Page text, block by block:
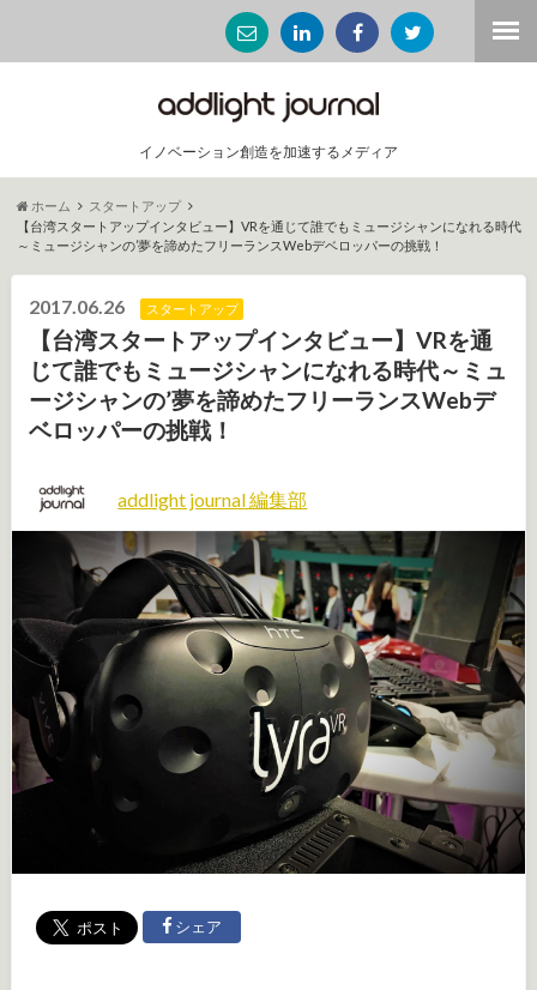
イノベーション創造を加速するメディア
ホーム
スタートアップ
【台湾スタートアップインタビュー】VRを通じて誰でもミュージシャンになれる時代
～ミュージシャンの’夢を諦めたフリーランスWebデベロッパーの挑戦！
2017.06.26 スタートアップ
【台湾スタートアップインタビュー】VRを通
じて誰でもミュージシャンになれる時代～ミュ
ージシャンの’夢を諦めたフリーランスWebデ
ベロッパーの挑戦！
addlight journal 編集部
シェア